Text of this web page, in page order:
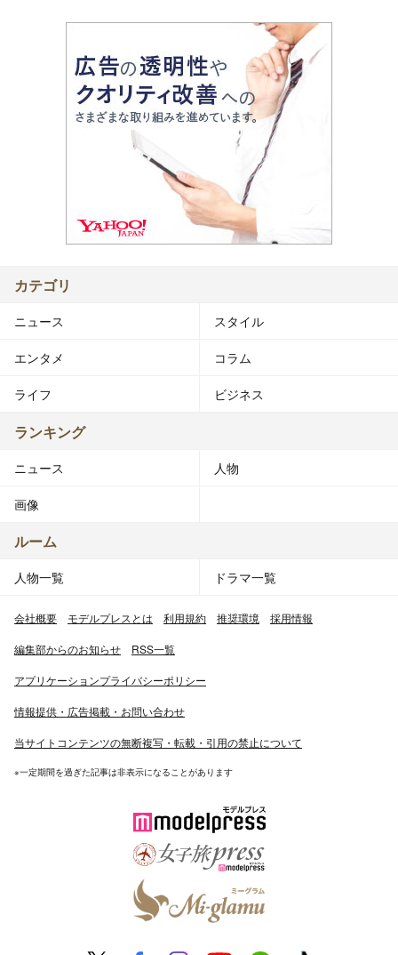
カテゴリ
ニュース スタイル
エンタメ コラム
ライフ ビジネス
ランキング
ニュース 人物
画像
ルーム
人物一覧 ドラマ一覧
会社概要 モデルプレスとは 利用規約 推奨環境 採用情報
編集部からのお知らせ RSS一覧
アプリケーションプライバシーポリシー
情報提供・広告掲載・お問い合わせ
当サイトコンテンツの無断複写・転載・引用の禁止について
※一定期間を過ぎた記事は非表示になることがあります